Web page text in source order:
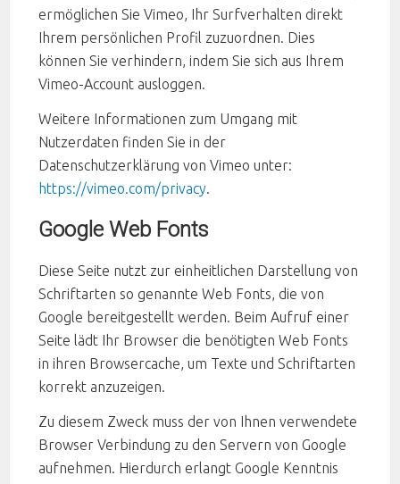
ermöglichen Sie Vimeo, Ihr Surfverhalten direkt
Ihrem persönlichen Profil zuzuordnen. Dies
können Sie verhindern, indem Sie sich aus Ihrem
Vimeo-Account ausloggen.
Weitere Informationen zum Umgang mit
Nutzerdaten finden Sie in der
Datenschutzerklärung von Vimeo unter:
https://vimeo.com/privacy.
Google Web Fonts
Diese Seite nutzt zur einheitlichen Darstellung von
Schriftarten so genannte Web Fonts, die von
Google bereitgestellt werden. Beim Aufruf einer
Seite lädt Ihr Browser die benötigten Web Fonts
in ihren Browsercache, um Texte und Schriftarten
korrekt anzuzeigen.
Zu diesem Zweck muss der von Ihnen verwendete
Browser Verbindung zu den Servern von Google
aufnehmen. Hierdurch erlangt Google Kenntnis